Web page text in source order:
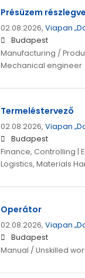
Présüzem
02.08.2026, Viapan
Budapest
Manufacturing /
Mechanical engineer
Termeléstervező
02.08.2026, Viapan
Budapest
Finance, Controlling |
Logistics, Materials
Operátor
02.08.2026, Viapan
Budapest
Manual / Unskilled